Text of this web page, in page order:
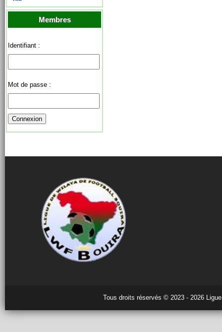
Membres
Identifiant :
Mot de passe :
Tous droits réservés © 2023 - 2026